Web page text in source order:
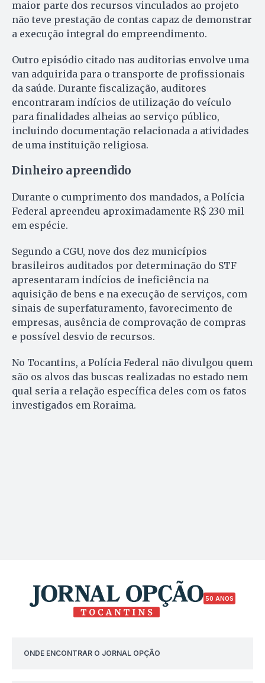
maior parte dos recursos vinculados ao projeto
não teve prestação de contas capaz de demonstrar
a execução integral do empreendimento.
Outro episódio citado nas auditorias envolve uma
van adquirida para o transporte de profissionais
da saúde. Durante fiscalização, auditores
encontraram indícios de utilização do veículo
para finalidades alheias ao serviço público,
incluindo documentação relacionada a atividades
de uma instituição religiosa.
Dinheiro apreendido
Durante o cumprimento dos mandados, a Polícia
Federal apreendeu aproximadamente R$ 230 mil
em espécie.
Segundo a CGU, nove dos dez municípios
brasileiros auditados por determinação do STF
apresentaram indícios de ineficiência na
aquisição de bens e na execução de serviços, com
sinais de superfaturamento, favorecimento de
empresas, ausência de comprovação de compras
e possível desvio de recursos.
No Tocantins, a Polícia Federal não divulgou quem
são os alvos das buscas realizadas no estado nem
qual seria a relação específica deles com os fatos
investigados em Roraima.
50 ANOS
ONDE ENCONTRAR O JORNAL OPÇÃO